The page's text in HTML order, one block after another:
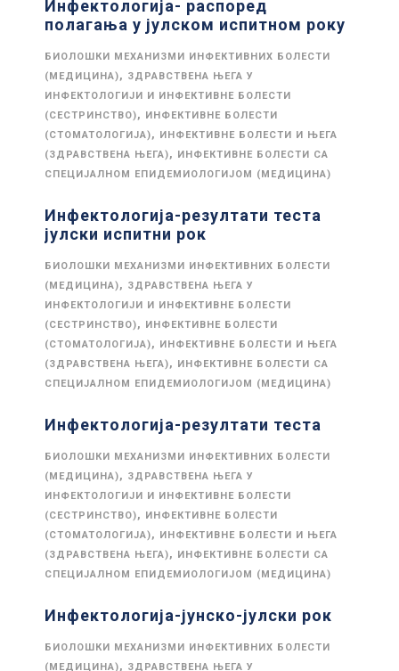
Инфектологија- распоред
полагања у јулском испитном року
БИОЛОШКИ МЕХАНИЗМИ ИНФЕКТИВНИХ БОЛЕСТИ
(МЕДИЦИНА), ЗДРАВСТВЕНА ЊЕГА У
ИНФЕКТОЛОГИЈИ И ИНФЕКТИВНЕ БОЛЕСТИ
(СЕСТРИНСТВО), ИНФЕКТИВНЕ БОЛЕСТИ
(СТОМАТОЛОГИЈА), ИНФЕКТИВНЕ БОЛЕСТИ И ЊЕГА
(ЗДРАВСТВЕНА ЊЕГА), ИНФЕКТИВНЕ БОЛЕСТИ СА
СПЕЦИЈАЛНОМ ЕПИДЕМИОЛОГИЈОМ (МЕДИЦИНА)
Инфектологија-резултати теста
јулски испитни рок
БИОЛОШКИ МЕХАНИЗМИ ИНФЕКТИВНИХ БОЛЕСТИ
(МЕДИЦИНА), ЗДРАВСТВЕНА ЊЕГА У
ИНФЕКТОЛОГИЈИ И ИНФЕКТИВНЕ БОЛЕСТИ
(СЕСТРИНСТВО), ИНФЕКТИВНЕ БОЛЕСТИ
(СТОМАТОЛОГИЈА), ИНФЕКТИВНЕ БОЛЕСТИ И ЊЕГА
(ЗДРАВСТВЕНА ЊЕГА), ИНФЕКТИВНЕ БОЛЕСТИ СА
СПЕЦИЈАЛНОМ ЕПИДЕМИОЛОГИЈОМ (МЕДИЦИНА)
Инфектологија-резултати теста
БИОЛОШКИ МЕХАНИЗМИ ИНФЕКТИВНИХ БОЛЕСТИ
(МЕДИЦИНА), ЗДРАВСТВЕНА ЊЕГА У
ИНФЕКТОЛОГИЈИ И ИНФЕКТИВНЕ БОЛЕСТИ
(СЕСТРИНСТВО), ИНФЕКТИВНЕ БОЛЕСТИ
(СТОМАТОЛОГИЈА), ИНФЕКТИВНЕ БОЛЕСТИ И ЊЕГА
(ЗДРАВСТВЕНА ЊЕГА), ИНФЕКТИВНЕ БОЛЕСТИ СА
СПЕЦИЈАЛНОМ ЕПИДЕМИОЛОГИЈОМ (МЕДИЦИНА)
Инфектологија-јунско-јулски рок
БИОЛОШКИ МЕХАНИЗМИ ИНФЕКТИВНИХ БОЛЕСТИ
(МЕДИЦИНА), ЗДРАВСТВЕНА ЊЕГА У